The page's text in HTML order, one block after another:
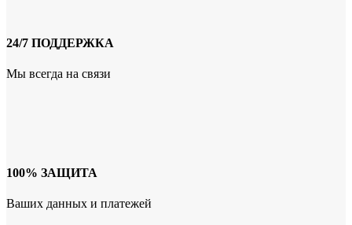
24/7 ПОДДЕРЖКА
Мы всегда на связи
100% ЗАЩИТА
Ваших данных и платежей